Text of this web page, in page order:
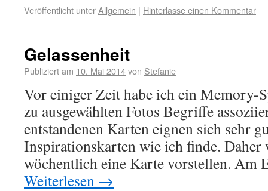
Veröffentlicht unterAllgemein | Hinterlasse einen Kommentar
Gelassenheit
Publiziert am 10. Mai 2014von Stefanie
Vor einiger Zeit habe ich ein Memory-
zu ausgewählten Fotos Begriffe
entstandenen Karten eignen sich sehr
Inspirationskarten wie ich finde. Daher
wöchentlich eine Karte vorstellen. Am
Weiterlesen →